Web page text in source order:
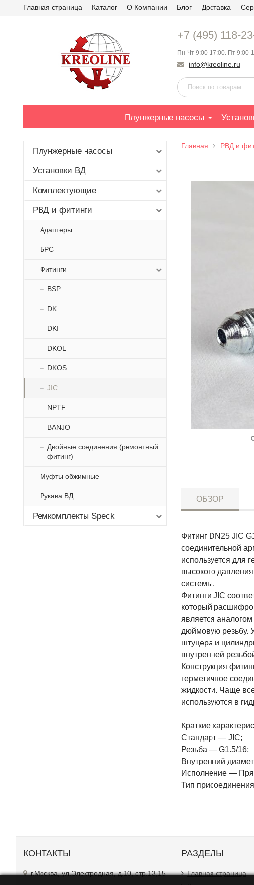
Главная страница Каталог О Компании Блог Доставка
+7 (495) 118-
Пн-Чт 9:00-17:00. Пт 9:00-
info@kreoline.ru
Плунжерные насосы
Плунжерные насосы
Установки ВД
Комплектующие
РВД и фитинги
Адаптеры
БРС
Фитинги
BSP
DK
DKI
DKOL
DKOS
JIC
NPTF
BANJO
Двойные соединения (ремонтный
фитинг)
Муфты обжимные
Рукава ВД
Ремкомплекты Speck
Главная РВД и
ОБЗОР
Фитинг DN25 JIC
соединительной
используется для
высокого
системы.
Фитинги JIC
который
является
дюймовую резьбу.
штуцера и
внутренней
Конструкция
герметичное
жидкости. Чаще
используются в
Краткие
Стандарт — JIC;
Резьба — G1.5/16;
Внутренний
Исполнение —
Тип
КОНТАКТЫ
г.Москва, ул.Электродная, д.10, стр.13,15
РАЗДЕЛЫ
Главная страница